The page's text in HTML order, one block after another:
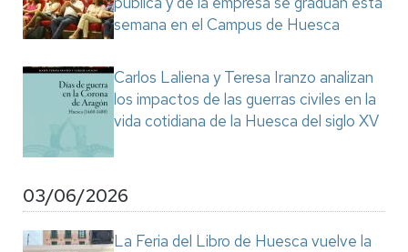
semana en el Campus de Huesca
Carlos Laliena y Teresa Iranzo analizan
los impactos de las guerras civiles en la
vida cotidiana de la Huesca del siglo XV
03/06/2026
La Feria del Libro de Huesca vuelve la